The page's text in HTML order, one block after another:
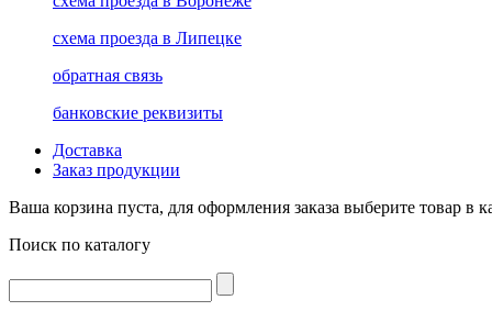
схема проезда в Липецке
обратная связь
банковские реквизиты
Доставка
Заказ продукции
Ваша корзина пуста, для оформления заказа выберите товар в
Поиск по каталогу